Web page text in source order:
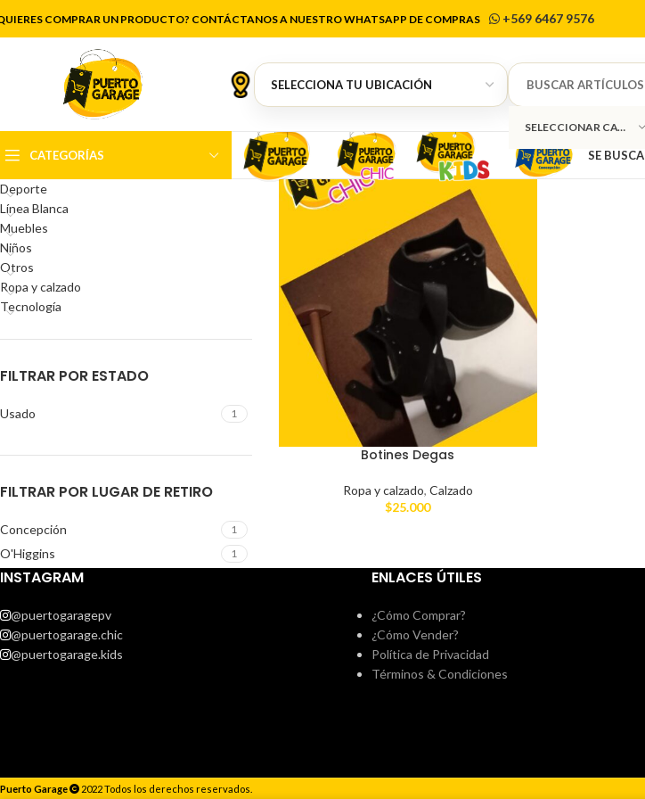
COMPRAR UN PRODUCTO? CONTÁCTANOS A NUESTRO WHATSAPP DE COMPRAS +569 6467 9576
SELECCIONAR CATEGORÍA
CATEGORÍAS SE BUSCA
Degas
CATEGORÍAS DEL PRODUCTO
Antigüedades
Artículos de cocina
Belleza
Deporte
Línea Blanca
Muebles
Niños
Otros
Ropa y calzado
Tecnología
FILTRAR POR ESTADO
Usado 1
FILTRAR POR LUGAR DE RETIRO
Concepción 1
O'Higgins 1
Botines Degas
Ropa y calzado, Calzado
$25.000
INSTAGRAM
@puertogaragepv
@puertogarage.chic
@puertogarage.kids
ENLACES ÚTILES
¿Cómo Comprar?
¿Cómo Vender?
Política de Privacidad
Términos & Condiciones
Puerto Garage 2022 Todos los derechos reservados.